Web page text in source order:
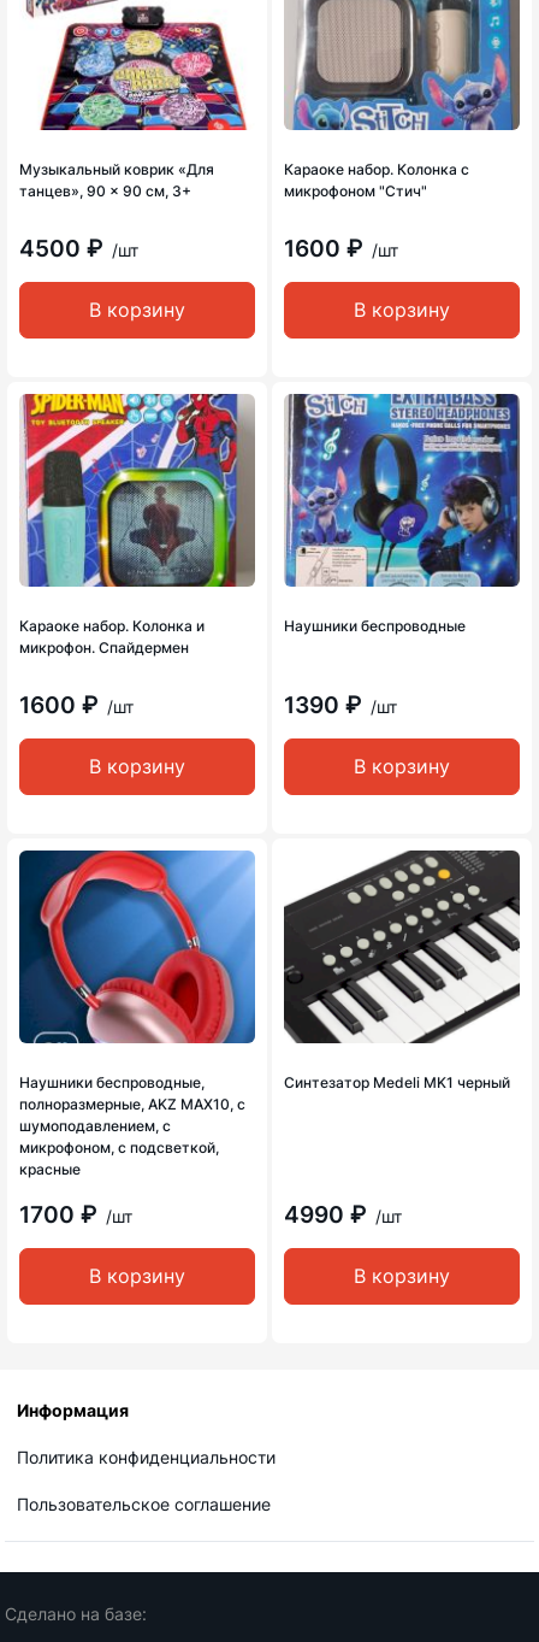
Музыкальный коврик «Для
танцев», 90 × 90 см, 3+
4500 ₽ /шт
В корзину
Караоке набор. Колонка с
микрофоном "Стич"
1600 ₽ /шт
В корзину
Караоке набор. Колонка и
микрофон. Спайдермен
1600 ₽ /шт
В корзину
Наушники беспроводные
1390 ₽ /шт
В корзину
Наушники беспроводные,
полноразмерные, AKZ MAX10, с
шумоподавлением, с
микрофоном, с подсветкой,
красные
1700 ₽ /шт
В корзину
Синтезатор Medeli MK1 черный
4990 ₽ /шт
В корзину
Информация
Политика конфиденциальности
Пользовательское соглашение
Сделано на базе: